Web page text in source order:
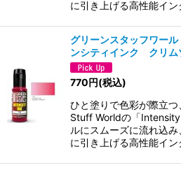
に引き上げる高性能イ
グリーンスタッフワー
ンシティインク クリム
770円(税込)
ひと塗りで色彩が際立
Stuff Worldの「
ルにスムーズに流れ込
に引き上げる高性能イ